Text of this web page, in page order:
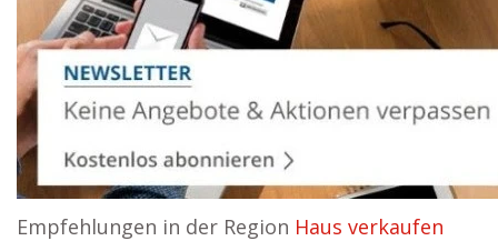
Empfehlungen in der Region Haus verkaufen